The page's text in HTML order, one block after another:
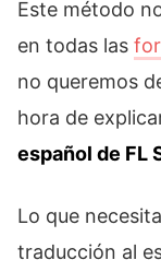
Este método
en todas las
no queremos
hora de
español de FL
Lo que
traducción al